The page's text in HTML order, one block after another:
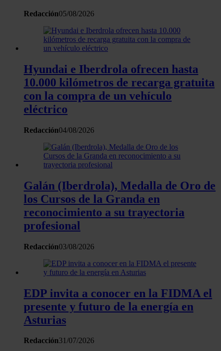
Redacción05/08/2026
Hyundai e Iberdrola ofrecen hasta
10.000 kilómetros de recarga gratuita
con la compra de un vehículo
eléctrico
Redacción04/08/2026
Galán (Iberdrola), Medalla de Oro de
los Cursos de la Granda en
reconocimiento a su trayectoria
profesional
Redacción03/08/2026
EDP invita a conocer en la FIDMA el
presente y futuro de la energía en
Asturias
Redacción31/07/2026